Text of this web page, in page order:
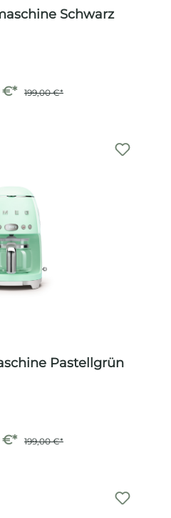
Schwarz
€* 199,00 €*
Pastellgrün
€* 199,00 €*